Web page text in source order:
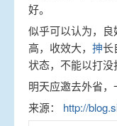
好。
似乎可以认为，
高，收效大， 抻长
状态，不能以打没
明天应邀去外省，
来源：
http://